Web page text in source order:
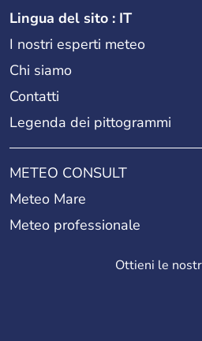
Lingua del sito : IT
I nostri esperti meteo
Chi siamo
Contatti
Legenda dei pittogrammi
METEO CONSULT
Meteo Mare
Meteo professionale
Ottieni le